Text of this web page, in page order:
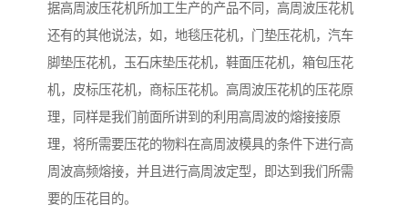
据高周波压花机所加工生产的产品不同，高周波压花机
还有的其他说法，如，地毯压花机，门垫压花机，汽车
脚垫压花机，玉石床垫压花机，鞋面压花机，箱包压花
机，皮标压花机，商标压花机。高周波压花机的压花原
理，同样是我们前面所讲到的利用高周波的熔接接原
理，将所需要压花的物料在高周波模具的条件下进行高
周波高频熔接，并且进行高周波定型，即达到我们所需
要的压花目的。